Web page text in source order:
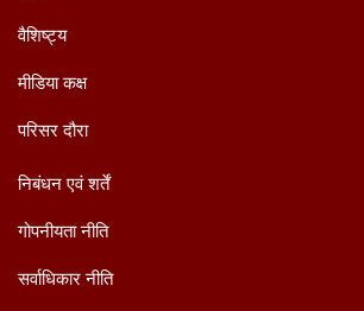
वैशिष्ट्य
मीडिया कक्ष
परिसर दौरा
निबंधन एवं शर्तें
गोपनीयता नीति
सर्वाधिकार नीति